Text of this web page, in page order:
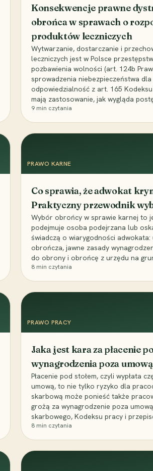
Konsekwencje prawne
obrońca w sprawach o
produktów leczniczych
Wytwarzanie, dostarczanie i
leczniczych jest w Polsce
pozbawienia wolności (art. 124b
sprowadzenia niebezpieczeństwa
odpowiedzialność z art. 165
mają zastosowanie, jak wygląda
9 min czytania
PRAWO KARNE
Co sprawia, że adwokat
Praktyczny przewodnik
Wybór obrońcy w sprawie karnej to
podejmuje osoba podejrzana lub
świadczą o wiarygodności
obrończa, jawne zasady
do obrony i obrońcę z urzędu na
8 min czytania
PRAWO PRACY
Jaka jest kara za płacenie
wynagrodzenia poza umową
Płacenie pod stołem, czyli wypłata
umową, to nie tylko ryzyko dla
skarbową może ponieść także
grożą za wynagrodzenie poza
skarbowego, Kodeksu pracy i
8 min czytania